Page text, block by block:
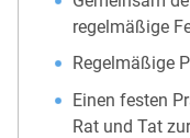
regelmäßige
Regelmäßige
Einen festen
Rat und Tat